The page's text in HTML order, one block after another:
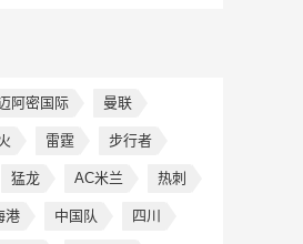
阿密国际 曼联
雷霆 步行者
猛龙 AC米兰 热刺
港 中国队 四川